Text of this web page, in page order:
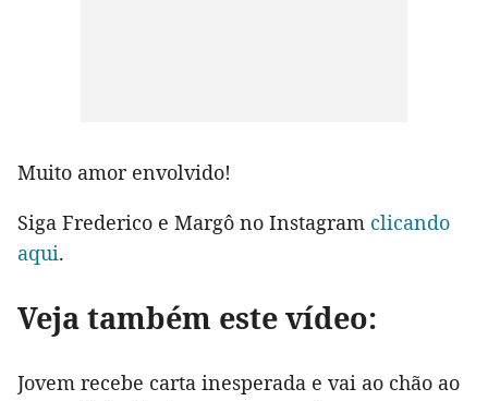
Muito amor envolvido!
Siga Frederico e Margô no Instagram clicando
aqui.
Veja também este vídeo:
Jovem recebe carta inesperada e vai ao chão ao